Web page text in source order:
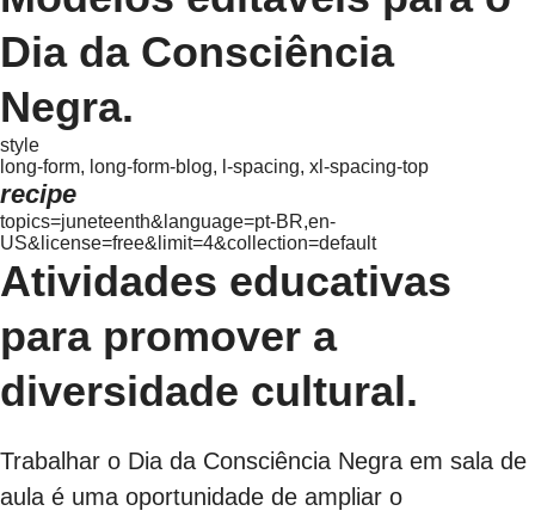
Dia da Consciência
Negra.
style
long-form, long-form-blog, l-spacing, xl-spacing-top
recipe
topics=juneteenth&language=pt-BR,en-
US&license=free&limit=4&collection=default
Atividades educativas
para promover a
diversidade cultural.
Trabalhar o Dia da Consciência Negra em sala de
aula é uma oportunidade de ampliar o